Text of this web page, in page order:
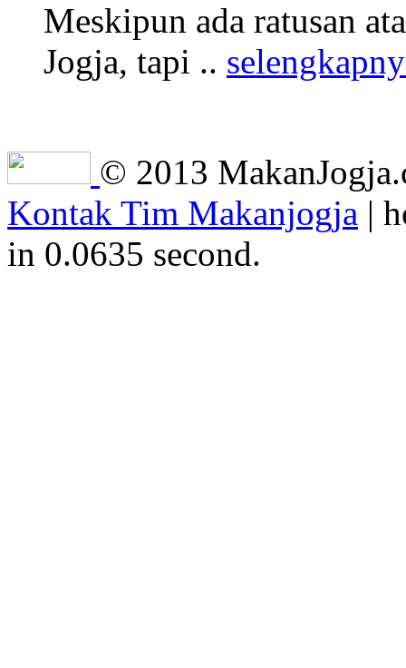
Meskipun ada ratusan
Jogja, tapi ..
© 2013
Kontak Tim Makanjogja |
in 0.0635 second.